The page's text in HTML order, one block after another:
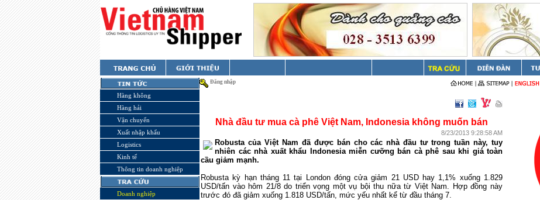
Hàng không
Hàng hải
Vận chuyển
Xuất nhập khẩu
Logistics
Kinh tế
Thông tin doanh nghiệp
Doanh nghiệp
Đăng nhập
Nhà đầu tư mua cà phê Việt Nam, Indonesia không muốn bán
8/23/2013 9:28:58 AM
Robusta của Việt Nam đã được bán cho các nhà đầu tư trong tuần này, tuy
nhiên các nhà xuất khẩu
Indonesiamiễn cưỡng bán cà phê sau khi giá toàn
cầu giảm mạnh.
Robusta kỳ hạn tháng 11 tại
Londonđóng cửa giảm 21 USD hay 1,1% xuống 1.829
USD/tấn vào hôm 21/8 do triển vọng một vụ bội thu nữa từ Việt Nam. Hợp đồng này
trước đó đã giảm xuống 1.818 USD/tấn, mức yếu nhất kể từ đầu tháng 7.